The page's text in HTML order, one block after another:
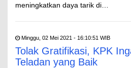
meningkatkan daya tarik di…
Minggu, 02 Mei 2021 - 16:10:51 WIB
Tolak Gratifikasi, KPK
Teladan yang Baik